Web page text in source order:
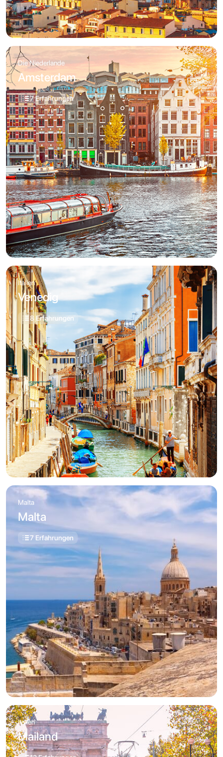
Die Niederlande
Amsterdam
7 Erfahrungen
Italien
Venedig
8 Erfahrungen
Malta
Malta
7 Erfahrungen
Italien
Mailand